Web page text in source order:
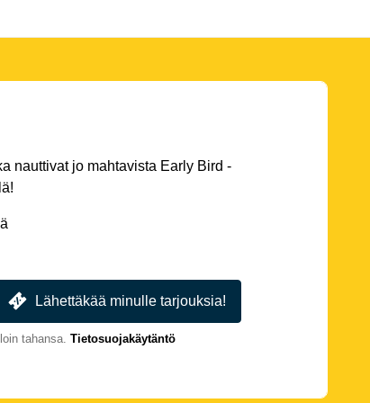
nauttivat jo mahtavista Early Bird -
Lähettäkää minulle tarjouksia!
tahansa. Tietosuojakäytäntö